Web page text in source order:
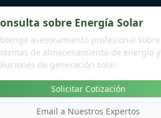
sobre Energía Solar
asesoramiento profesional sobre
de almacenamiento de energía y
de generación solar.
Solicitar Cotización
Email a Nuestros Expertos